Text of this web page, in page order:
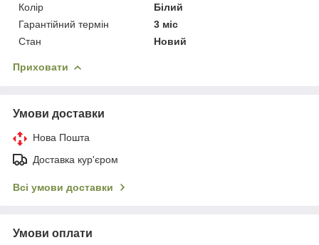
Колір
Білий
Гарантійний термін
3 міс
Стан
Новий
Приховати
Умови доставки
Нова Пошта
Доставка кур'єром
Всі умови доставки
Умови оплати